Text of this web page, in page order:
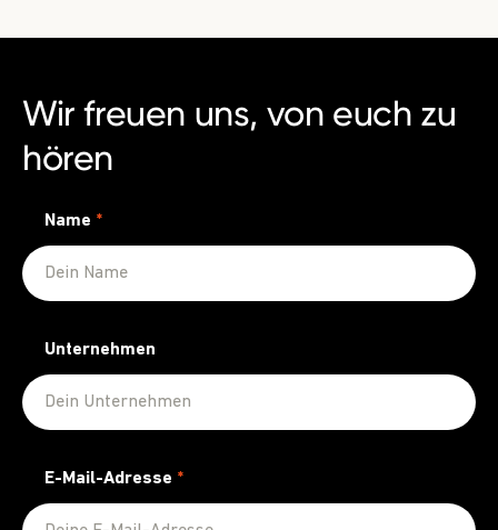
Wir freuen uns, von euch zu
hören
Name *
Unternehmen
E-Mail-Adresse *